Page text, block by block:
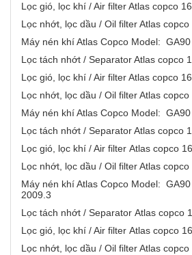
Lọc gió, lọc khí / Air filter Atlas copco
Lọc nhớt, lọc dầu / Oil filter Atlas
Máy nén khí Atlas Copco Model:
Lọc tách nhớt / Separator Atlas copco
Lọc gió, lọc khí / Air filter Atlas copco
Lọc nhớt, lọc dầu / Oil filter Atlas
Máy nén khí Atlas Copco Model:
Lọc tách nhớt / Separator Atlas copco
Lọc gió, lọc khí / Air filter Atlas copco
Lọc nhớt, lọc dầu / Oil filter Atlas
Máy nén khí Atlas Copco Model:
2009.3
Lọc tách nhớt / Separator Atlas copco
Lọc gió, lọc khí / Air filter Atlas copco
Lọc nhớt, lọc dầu / Oil filter Atlas